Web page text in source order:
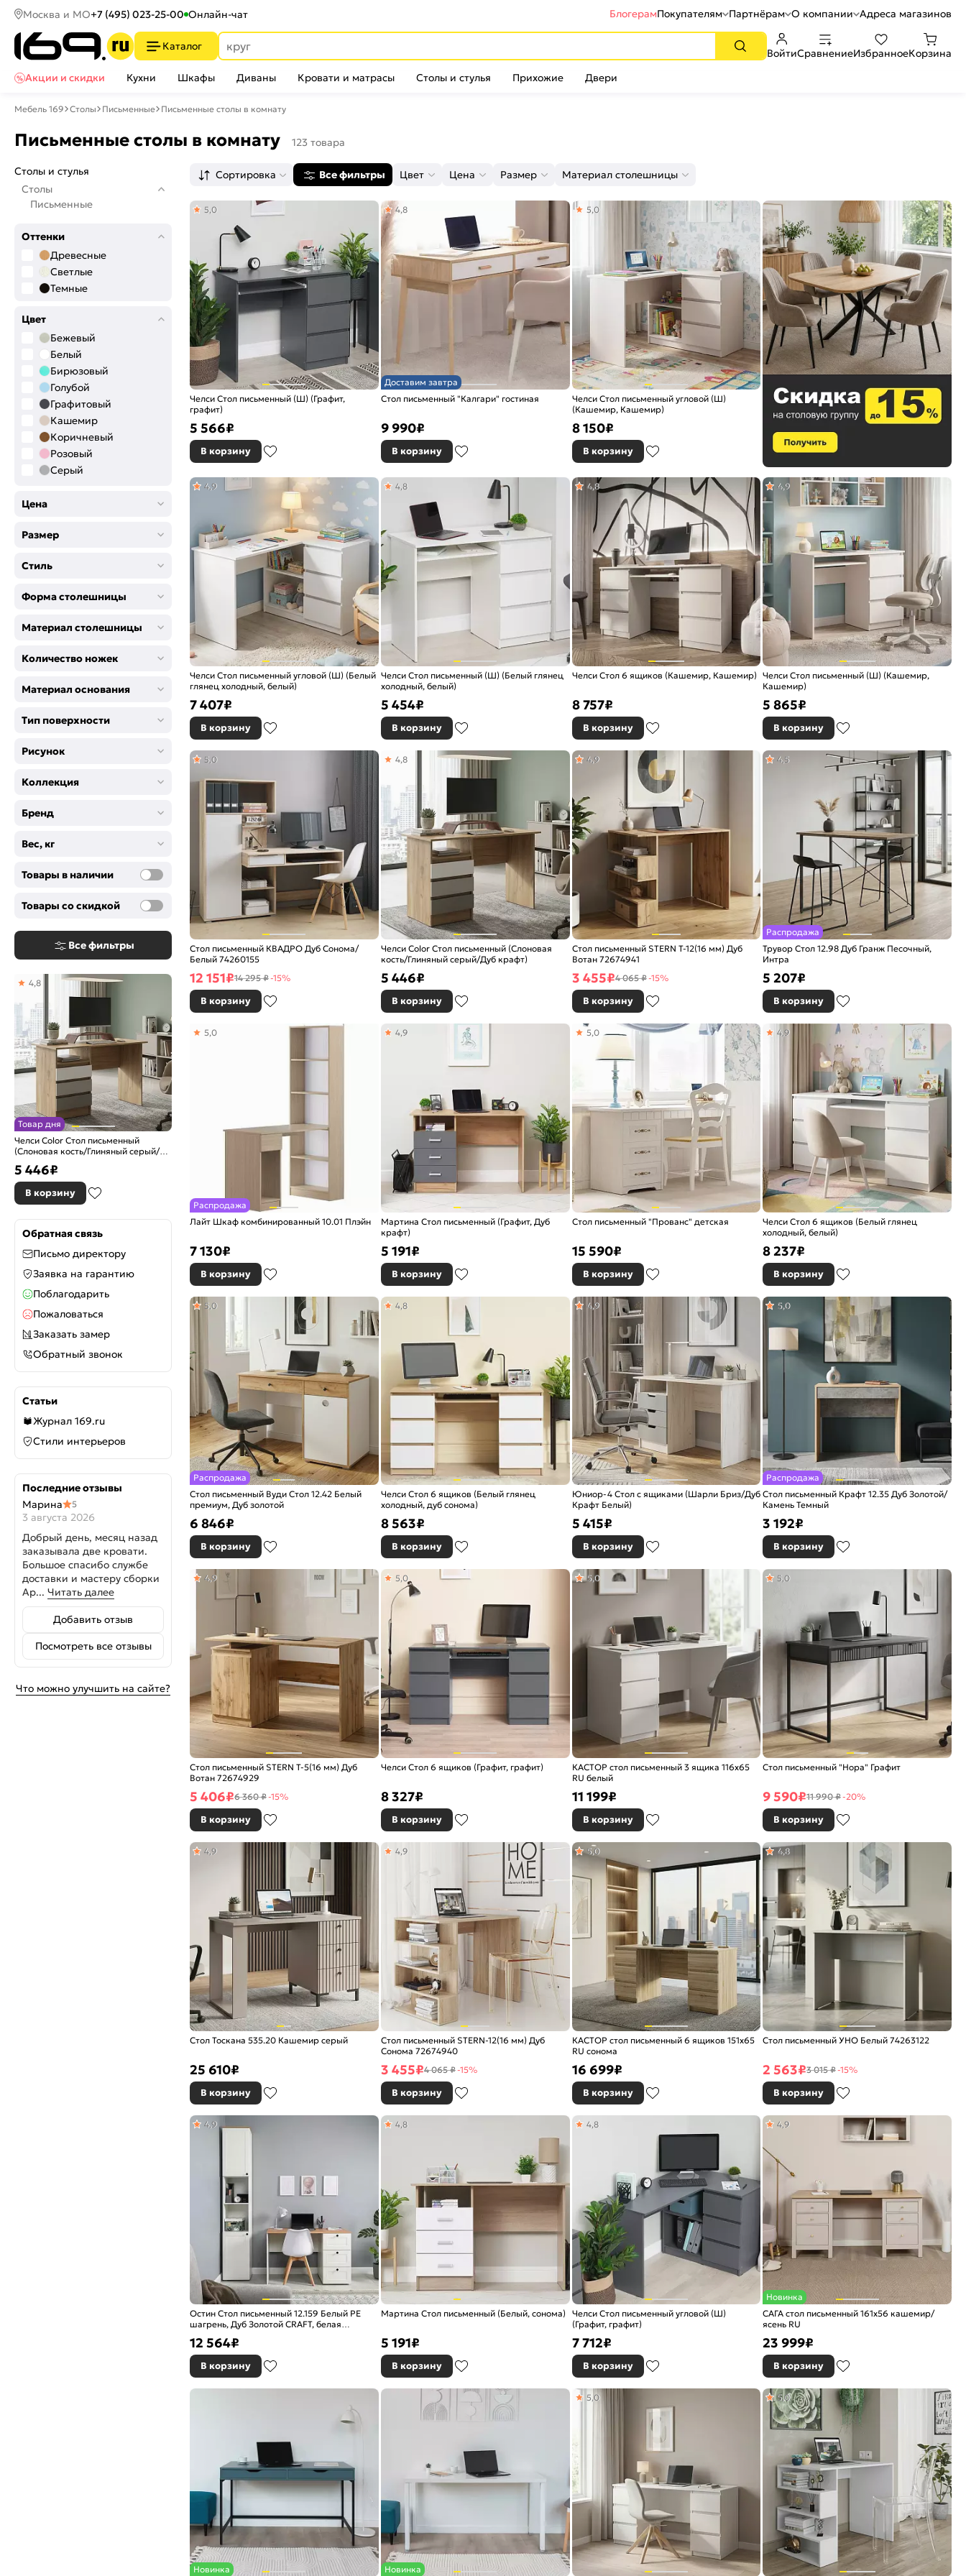
Москва и МО+7 (495) 023-25-00 Онлайн-чат БлогерамПокупателям Партнёрам О компании Адреса магазинов
Каталог
ВойтиСравнениеИзбранноеКорзина
Акции и скидки
Кухни Шкафы Диваны Кровати и матрасы Столы и стулья Прихожие Двери
Мебель 169 Столы Письменные Письменные столы в комнату
Письменные столы в комнату 123 товара
Столы и стулья
Столы
Письменные
Оттенки
Древесные
Светлые
Темные
Цвет
Бежевый
Белый
Бирюзовый
Голубой
Графитовый
Кашемир
Коричневый
Розовый
Серый
Цена
Размер
Стиль
Форма столешницы
Материал столешницы
Количество ножек
Материал основания
Тип поверхности
Рисунок
Коллекция
Бренд
Вес, кг
Товары в наличии
Товары со скидкой
Все фильтры
Товар дня
Челси Color Стол письменный
(Слоновая кость/Глиняный серый/
4,8
5 446₽
В корзину
Обратная связь
Письмо директору
Заявка на гарантию
Поблагодарить
Пожаловаться
Заказать замер
Обратный звонок
Статьи
Журнал 169.ru
Стили интерьеров
Последние отзывы
Марина
5
3 августа 2026
Добрый день, месяц назад
заказывала две кровати.
Большое спасибо службе
доставки и мастеру сборки
Ар... Читать далее
Добавить отзыв
Посмотреть все отзывы
Что можно улучшить на сайте?
Сортировка Все фильтры Цвет Цена Размер Материал столешницы
Челси Стол письменный (Ш) (Графит,
графит)
5,0
5 566₽
В корзину
Доставим завтра
Стол письменный "Калгари" гостиная
4,8
9 990₽
В корзину
Челси Стол письменный угловой (Ш)
(Кашемир, Кашемир)
5,0
8 150₽
В корзину
Челси Стол письменный угловой (Ш) (Белый
глянец холодный, белый)
4,9
7 407₽
В корзину
Челси Стол письменный (Ш) (Белый глянец
холодный, белый)
4,8
5 454₽
В корзину
Челси Стол 6 ящиков (Кашемир, Кашемир)
4,8
8 757₽
В корзину
Челси Стол письменный (Ш) (Кашемир,
Кашемир)
4,9
5 865₽
В корзину
Стол письменный КВАДРО Дуб Сонома/
Белый 74260155
5,0
12 151₽14 295 ₽-15%
В корзину
Челси Color Стол письменный (Слоновая
кость/Глиняный серый/Дуб крафт)
4,8
5 446₽
В корзину
Стол письменный STERN Т-12(16 мм) Дуб
Вотан 72674941
4,9
3 455₽4 065 ₽-15%
В корзину
Распродажа
Трувор Стол 12.98 Дуб Гранж Песочный,
Интра
4,5
5 207₽
В корзину
Распродажа
Лайт Шкаф комбинированный 10.01 Плэйн
5,0
7 130₽
В корзину
Мартина Стол письменный (Графит, Дуб
крафт)
4,9
5 191₽
В корзину
Стол письменный "Прованс" детская
5,0
15 590₽
В корзину
Челси Стол 6 ящиков (Белый глянец
холодный, белый)
4,9
8 237₽
В корзину
Распродажа
Стол письменный Вуди Стол 12.42 Белый
премиум, Дуб золотой
5,0
6 846₽
В корзину
Челси Стол 6 ящиков (Белый глянец
холодный, дуб сонома)
4,8
8 563₽
В корзину
Юниор-4 Стол с ящиками (Шарли Бриз/Дуб
Крафт Белый)
4,9
5 415₽
В корзину
Распродажа
Стол письменный Крафт 12.35 Дуб Золотой/
Камень Темный
5,0
3 192₽
В корзину
Стол письменный STERN Т-5(16 мм) Дуб
Вотан 72674929
4,9
5 406₽6 360 ₽-15%
В корзину
Челси Стол 6 ящиков (Графит, графит)
5,0
8 327₽
В корзину
КАСТОР стол письменный 3 ящика 116х65
RU белый
5,0
11 199₽
В корзину
Стол письменный "Нора" Графит
5,0
9 590₽11 990 ₽-20%
В корзину
Стол Тоскана 535.20 Кашемир серый
4,9
25 610₽
В корзину
Стол письменный STERN-12(16 мм) Дуб
Сонома 72674940
4,9
3 455₽4 065 ₽-15%
В корзину
КАСТОР стол письменный 6 ящиков 151х65
RU сонома
5,0
16 699₽
В корзину
Стол письменный УНО Белый 74263122
4,8
2 563₽3 015 ₽-15%
В корзину
Остин Стол письменный 12.159 Белый PE
шагрень, Дуб Золотой CRAFT, белая
4,9
12 564₽
В корзину
Мартина Стол письменный (Белый, сонома)
4,8
5 191₽
В корзину
Челси Стол письменный угловой (Ш)
(Графит, графит)
4,8
7 712₽
В корзину
Новинка
САГА стол письменный 161х56 кашемир/
ясень RU
4,9
23 999₽
В корзину
Новинка Новинка
5,0 5,0